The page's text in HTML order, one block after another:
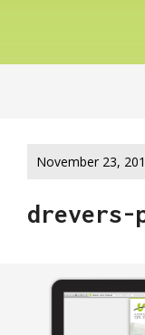
November 23,
drevers-